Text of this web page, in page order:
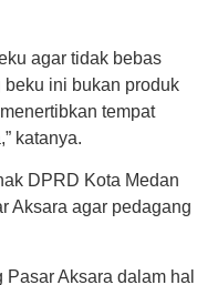
agar tidak bebas
ini bukan produk
tempat
katanya.
DPRD Kota Medan
Aksara agar pedagang
Aksara dalam hal